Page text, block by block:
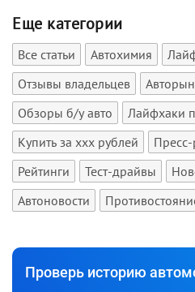
Еще категории
Все статьи Автохимия
Отзывы владельцев
Обзоры б/у авто
Лайфхаки
Купить за xxx рублей
Рейтинги
Тест-драйвы
Автоновости
Проверь историю